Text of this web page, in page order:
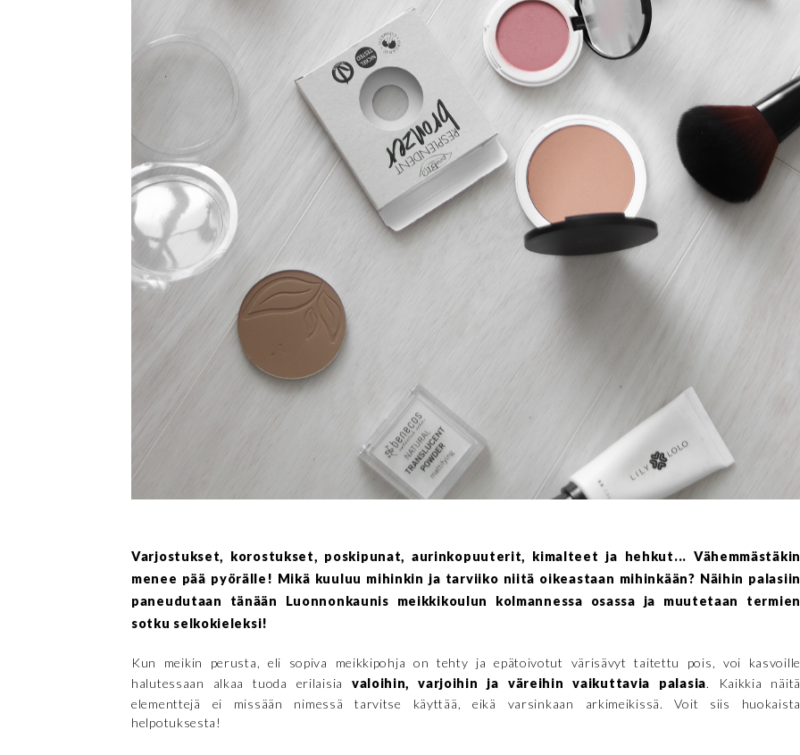
Varjostukset, korostukset, poskipunat, aurinkopuuterit, kimalteet ja hehkut... Vähemmästäkin
menee pää pyörälle! Mikä kuuluu mihinkin ja tarviiko niitä oikeastaan mihinkään? Näihin palasiin
paneudutaan tänään Luonnonkaunis meikkikoulun kolmannessa osassa ja muutetaan termien
sotku selkokieleksi!
Kun meikin perusta, eli sopiva meikkipohja on tehty ja epätoivotut värisävyt taitettu pois, voi kasvoille
halutessaan alkaa tuoda erilaisia valoihin, varjoihin ja väreihin vaikuttavia palasia. Kaikkia näitä
elementtejä ei missään nimessä tarvitse käyttää, eikä varsinkaan arkimeikissä. Voit siis huokaista
helpotuksesta!